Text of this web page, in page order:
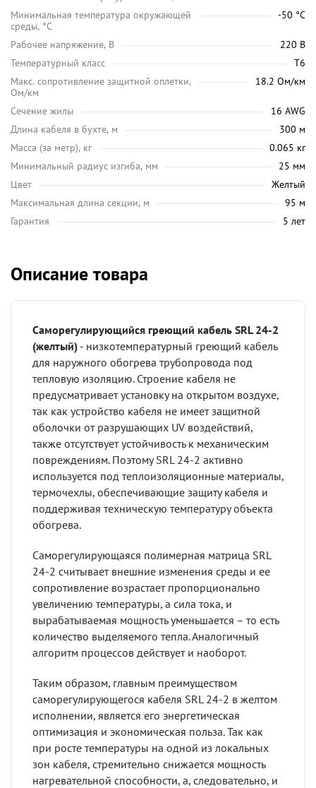
Минимальная температура окружающей
среды, °C
-50 °C
Рабочее напряжение, В
220 В
Температурный класс
Т6
Макс. сопротивление защитной оплетки,
Ом/км
18.2 Ом/км
Сечение жилы
16 AWG
Длина кабеля в бухте, м
300 м
Масса (за метр), кг
0.065 кг
Минимальный радиус изгиба, мм
25 мм
Цвет
Желтый
Максимальная длина секции, м
95 м
Гарантия
5 лет
Описание товара
Саморегулирующийся греющий кабель SRL 24-2
(желтый) - низкотемпературный греющий кабель
для наружного обогрева трубопровода под
тепловую изоляцию. Строение кабеля не
предусматривает установку на открытом воздухе,
так как устройство кабеля не имеет защитной
оболочки от разрушающих UV воздействий,
также отсутствует устойчивость к механическим
повреждениям. Поэтому SRL 24-2 активно
используется под теплоизоляционные материалы,
термочехлы, обеспечивающие защиту кабеля и
поддерживая техническую температуру объекта
обогрева.
Саморегулирующаяся полимерная матрица SRL
24-2 считывает внешние изменения среды и ее
сопротивление возрастает пропорционально
увеличению температуры, а сила тока, и
вырабатываемая мощность уменьшается – то есть
количество выделяемого тепла. Аналогичный
алгоритм процессов действует и наоборот.
Таким образом, главным преимуществом
саморегулирующегося кабеля SRL 24-2 в желтом
исполнении, является его энергетическая
оптимизация и экономическая польза. Так как
при росте температуры на одной из локальных
зон кабеля, стремительно снижается мощность
нагревательной способности, а, следовательно, и